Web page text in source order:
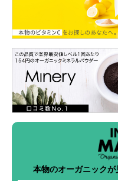
本物のオーガニック